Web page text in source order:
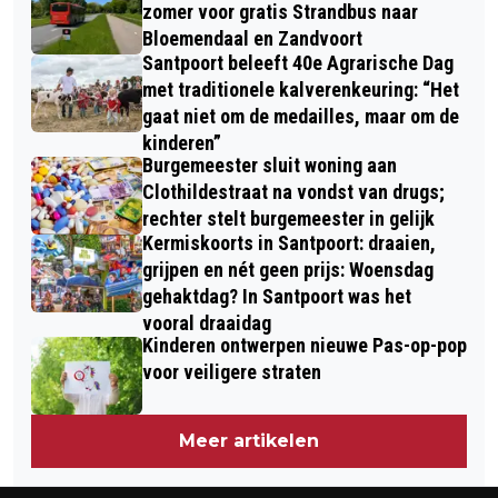
PLAY-OFFS
HAARLEMMERHOUT
zomer voor gratis Strandbus naar
Bloemendaal en Zandvoort
Santpoort beleeft 40e Agrarische Dag
met traditionele kalverenkeuring: “Het
gaat niet om de medailles, maar om de
kinderen”
Burgemeester sluit woning aan
Clothildestraat na vondst van drugs;
rechter stelt burgemeester in gelijk
Kermiskoorts in Santpoort: draaien,
grijpen en nét geen prijs: Woensdag
gehaktdag? In Santpoort was het
vooral draaidag
Kinderen ontwerpen nieuwe Pas-op-pop
voor veiligere straten
Meer artikelen